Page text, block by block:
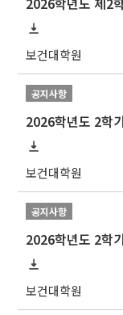
보건대학원
공지사항
보건대학원
공지사항
2026학년도 2학
보건대학원